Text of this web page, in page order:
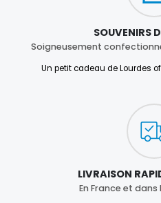
SOUVENIRS
Soigneusement
Un petit cadeau de Lourdes
LIVRAISON
En France et